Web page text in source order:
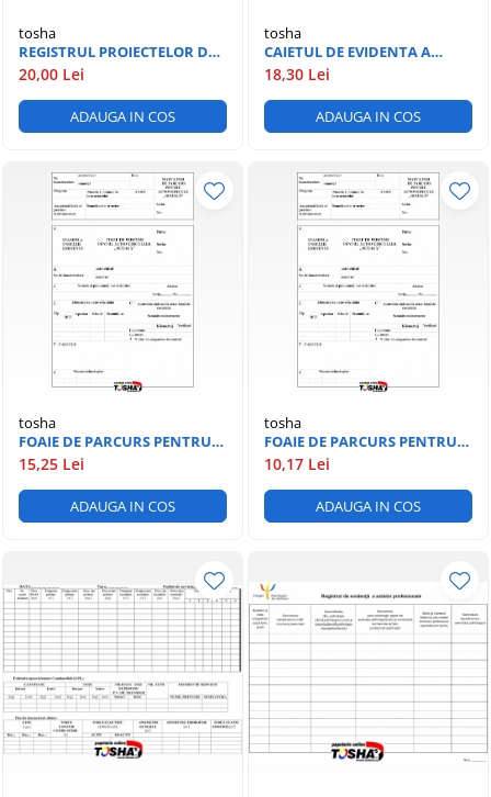
HARTIE SI ARTICOLE DIN HARTIE
HARTIE COPIATOR
ROLE CASĂ
tosha
REGISTRUL PROIECTELOR DE
OPERAŢIUNI PREVĂZUTE SĂ
FIE PREZENTATE LA VIZA DE
CONTROL FINANCIAR
PREVENTIV PROPRIU
20,00 Lei
ADAUGA IN COS
tosha
CAIETUL DE EVIDENTA A
CURSANTILOR
18,30 Lei
ADAUGA IN COS
tosha
FOAIE DE PARCURS PENTRU
AUTOVEHICULE SCOALA A4
15,25 Lei
ADAUGA IN COS
tosha
FOAIE DE PARCURS PENTRU
AUTOVEHICULE SCOALA A5
10,17 Lei
ADAUGA IN COS